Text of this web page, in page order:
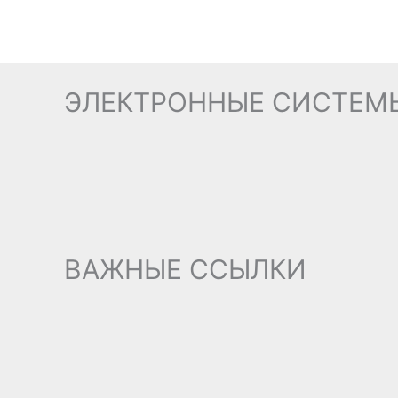
ЭЛЕКТРОННЫЕ
ВАЖНЫЕ ССЫЛКИ